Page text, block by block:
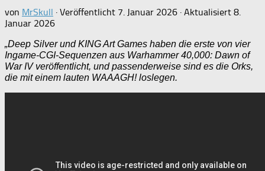
von MrSkull · Veröffentlicht 7. Januar 2026 · Aktualisiert 8.
Januar 2026
„Deep Silver und KING Art Games haben die erste von vier
Ingame-CGI-Sequenzen aus Warhammer 40,000: Dawn of
War IV veröffentlicht, und passenderweise sind es die Orks,
die mit einem lauten WAAAGH! loslegen.